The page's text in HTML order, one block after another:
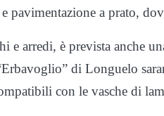
pavimentazione a prato,
e arredi, è prevista anche
di Longuelo
con le vasche di